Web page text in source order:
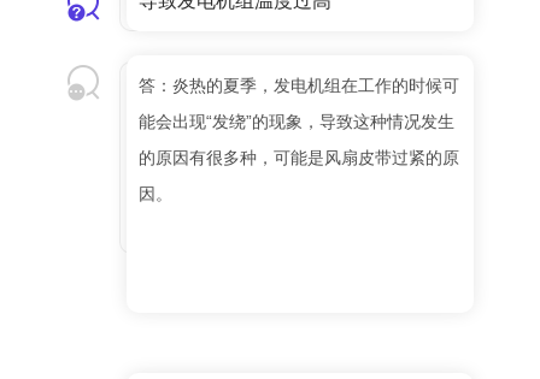
答：炎热的夏季，发电机组在工作的时候可
能会出现“发绕”的现象，导致这种情况发生
的原因有很多种，可能是风扇皮带过紧的原
因。